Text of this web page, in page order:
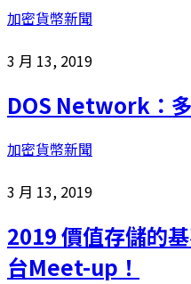
加密貨幣新聞
3 月 13, 2019
DOS Network：
加密貨幣新聞
3 月 13, 2019
2019 價值存儲的
台Meet-up！